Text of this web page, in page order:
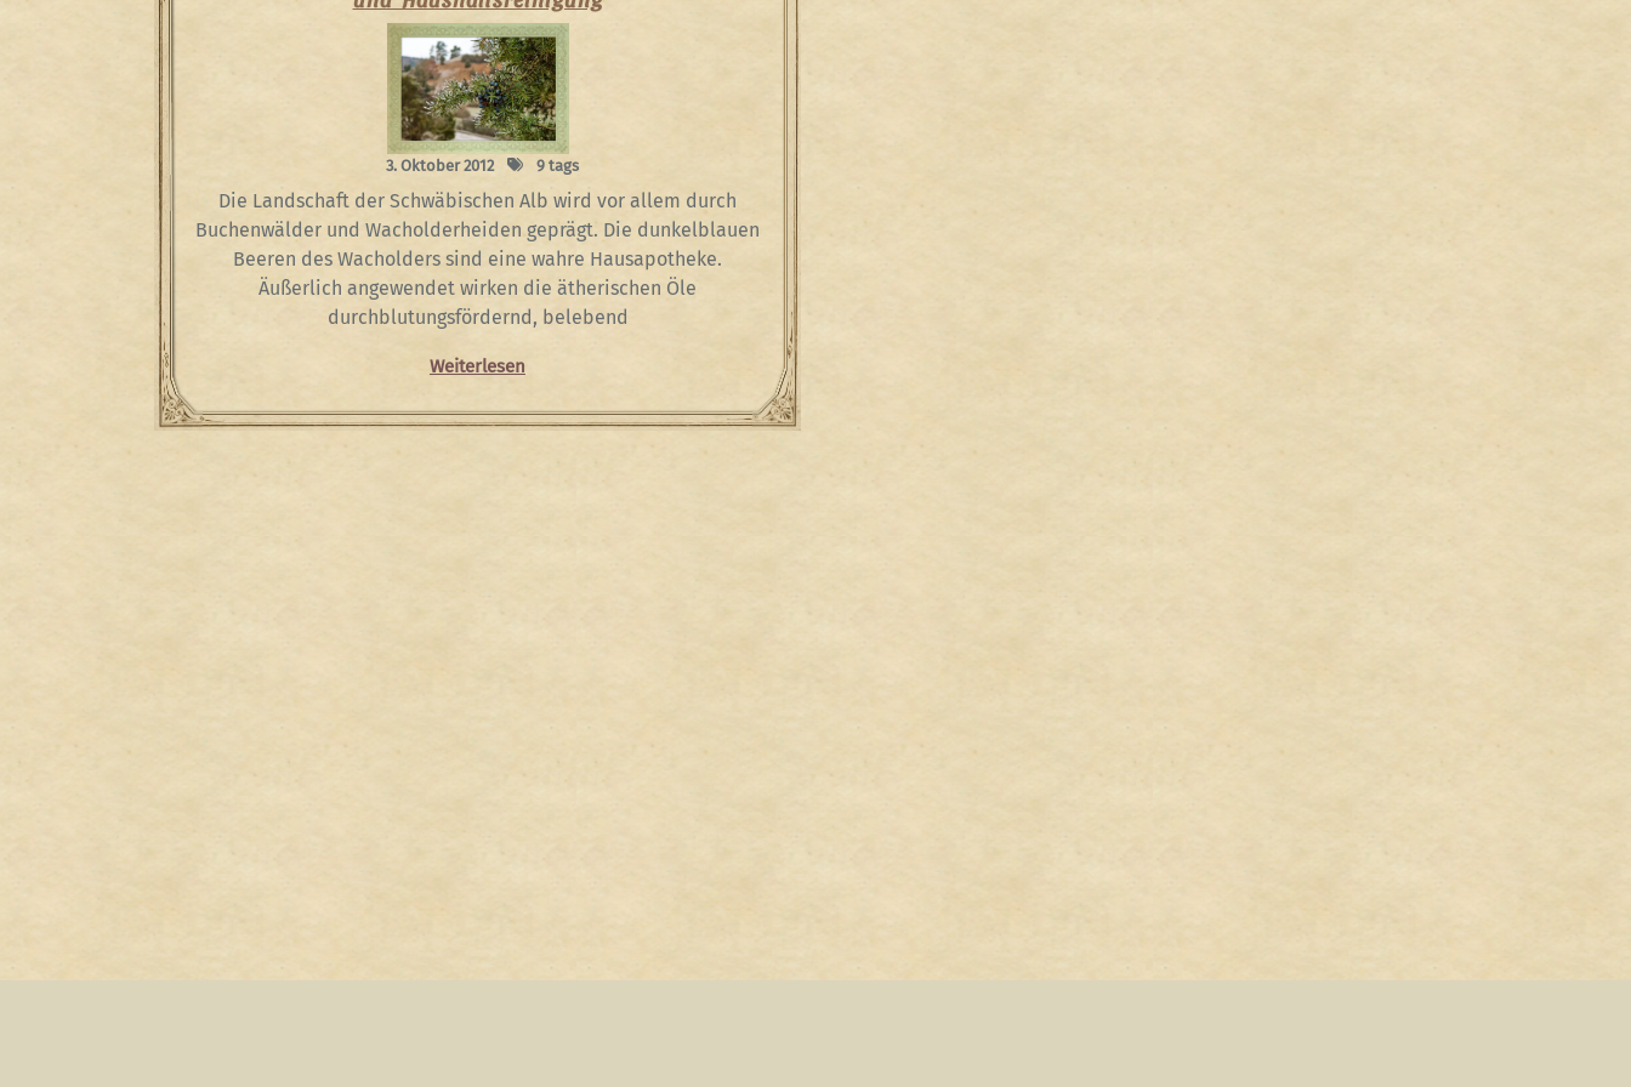
3. Oktober 2012 9 tags
Die Landschaft der Schwäbischen Alb wird vor allem durch
Buchenwälder und Wacholderheiden geprägt. Die dunkelblauen
Beeren des Wacholders sind eine wahre Hausapotheke.
Äußerlich angewendet wirken die ätherischen Öle
durchblutungsfördernd, belebend
Weiterlesen